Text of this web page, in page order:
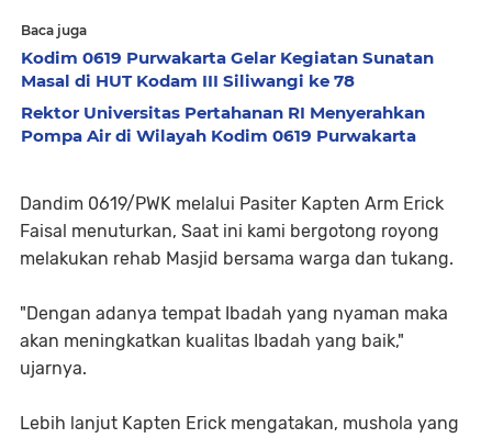
Baca juga
Kodim 0619 Purwakarta Gelar Kegiatan Sunatan
Masal di HUT Kodam III Siliwangi ke 78
Rektor Universitas Pertahanan RI Menyerahkan
Pompa Air di Wilayah Kodim 0619 Purwakarta
Dandim 0619/PWK melalui Pasiter Kapten Arm Erick
Faisal menuturkan, Saat ini kami bergotong royong
melakukan rehab Masjid bersama warga dan tukang.
"Dengan adanya tempat Ibadah yang nyaman maka
akan meningkatkan kualitas Ibadah yang baik,"
ujarnya.
Lebih lanjut Kapten Erick mengatakan, mushola yang